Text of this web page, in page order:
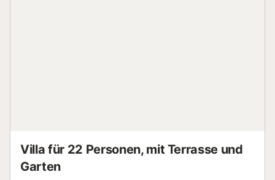
Villa für 22 Personen, mit Terrasse und
Garten